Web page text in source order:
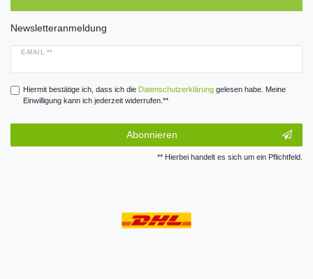
Newsletteranmeldung
E-MAIL **
Hiermit bestätige ich, dass ich die Daten­schutz­erklärunggelesen habe. Meine
Einwilligung kann ich jederzeit widerrufen.**
Abonnieren
** Hierbei handelt es sich um ein Pflichtfeld.